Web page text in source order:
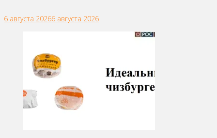
6 августа 20266 августа 2026